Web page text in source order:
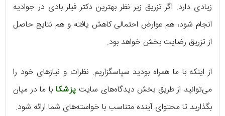
زیادی دارد. اگر تزریق زیر نظر بهترین دکتر فیلر بادی در جوادیه
انجام شود، هم عوارض احتمالی کاهش یافته و هم نتایج حاصل
از تزریق رضایت بخش خواهد بود.
از اینکه با ما همراه بودید سپاسگزاریم. نظرات و نیازهای خود را
می‌توانید از طریق بخش دیدگاه‌های سایت پزشکابا ما در میان
بگذارید تا محتوای آینده متناسب با خواسته‌های شما ارائه شود.